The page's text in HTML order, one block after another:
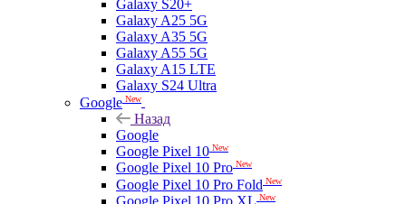
Galaxy S20+
Galaxy A25 5G
Galaxy A35 5G
Galaxy A55 5G
Galaxy A15 LTE
Galaxy S24 Ultra
Google New
Назад
Google
Google Pixel 10 New
Google Pixel 10 Pro New
Google Pixel 10 Pro Fold New
Google Pixel 10 Pro XL New